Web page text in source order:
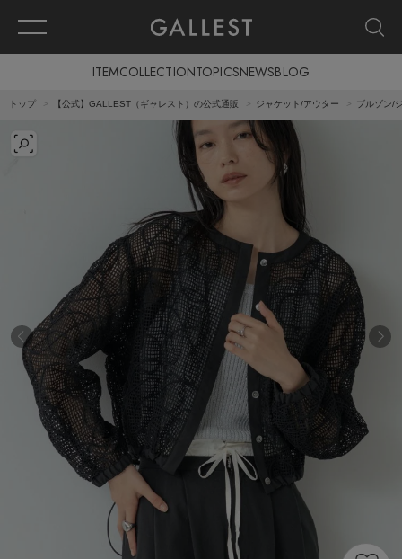
ITEMCOLLECTIONTOPICSNEWSBLOG
トップ 【公式】GALLEST（ギャレスト）の公式通販 ジャケット/アウター ブルゾン/